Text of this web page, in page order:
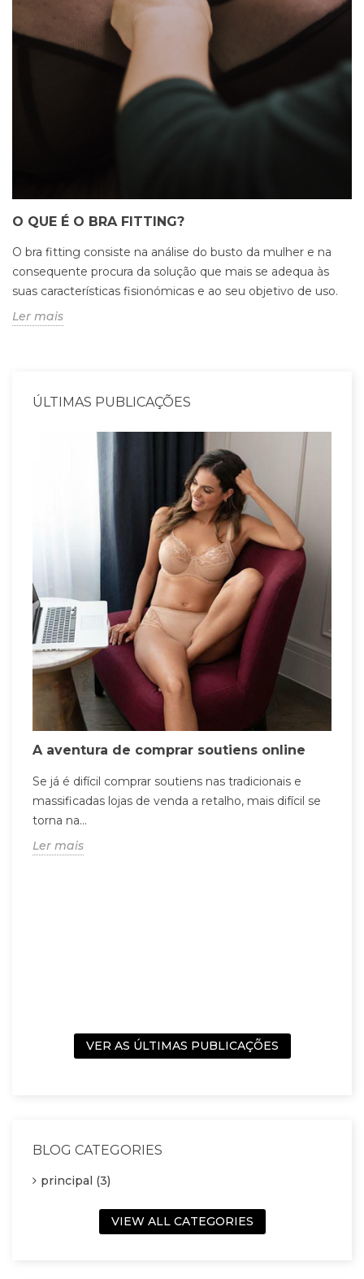
O QUE É O BRA FITTING?
O bra fitting consiste na análise do busto da mulher e na
consequente procura da solução que mais se adequa às
suas características fisionómicas e ao seu objetivo de uso.
Ler mais
ÚLTIMAS PUBLICAÇÕES
A aventura de comprar soutiens online
Se já é difícil comprar soutiens nas tradicionais e
massificadas lojas de venda a retalho, mais difícil se
torna na...
Ler mais
VER AS ÚLTIMAS PUBLICAÇÕES
BLOG CATEGORIES
principal (3)
VIEW ALL CATEGORIES